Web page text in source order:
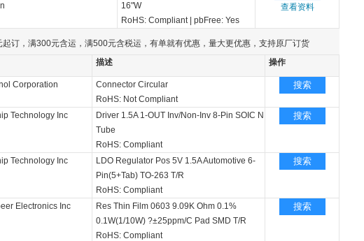
16"W
RoHS: Compliant pbFree: Yes
查看资料
订，满300元含运，满500元含税运，有单就有优惠，量大更优惠，支持原厂订货
描述 操作
Corporation
Connector Circular
RoHS: Not Compliant
搜索
Technology Inc
Driver 1.5A 1-OUT Inv/Non-Inv 8-Pin SOIC N
Tube
RoHS: Compliant
搜索
Technology Inc
LDO Regulator Pos 5V 1.5A Automotive 6-
Pin(5+Tab) TO-263 T/R
RoHS: Compliant
搜索
Electronics Inc
Res Thin Film 0603 9.09K Ohm 0.1%
0.1W(1/10W) ?±25ppm/C Pad SMD T/R
RoHS: Compliant
搜索